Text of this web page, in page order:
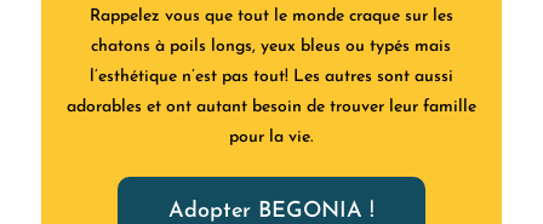
Rappelez vous que tout le monde craque sur les
chatons à poils longs, yeux bleus ou typés mais
l’esthétique n’est pas tout! Les autres sont aussi
adorables et ont autant besoin de trouver leur famille
pour la vie.
Adopter BEGONIA !